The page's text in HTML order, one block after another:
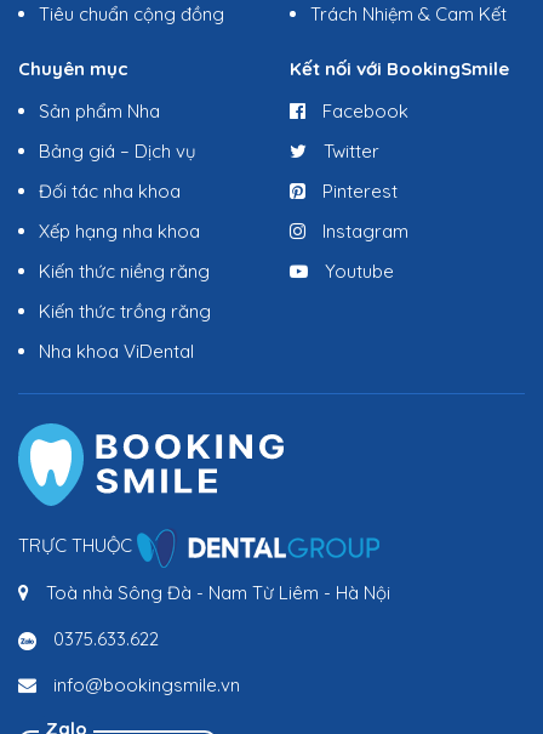
Tiêu chuẩn cộng đồng
Trách Nhiệm & Cam Kết
Chuyên mục
Sản phẩm Nha
Bảng giá – Dịch vụ
Đối tác nha khoa
Xếp hạng nha khoa
Kiến thức niềng răng
Kiến thức trồng răng
Nha khoa ViDental
Kết nối với BookingSmile
Facebook
Twitter
Pinterest
Instagram
Youtube
TRỰC THUỘC
Toà nhà Sông Đà - Nam Từ Liêm - Hà Nội
0375.633.622
info@bookingsmile.vn
Zalo